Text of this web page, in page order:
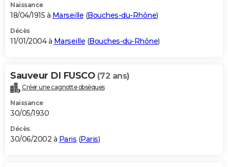
Naissance
18/04/1915 à Marseille (Bouches-du-Rhône)
Décès
11/01/2004 à Marseille (Bouches-du-Rhône)
Sauveur DI FUSCO (72 ans)
Créer une cagnotte obsèques
Naissance
30/05/1930
Décès
30/06/2002 à Paris (Paris)